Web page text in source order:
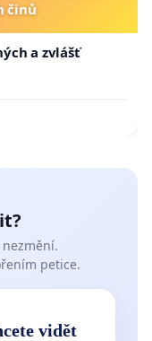
činů
a zvlášť
petice.
vidět